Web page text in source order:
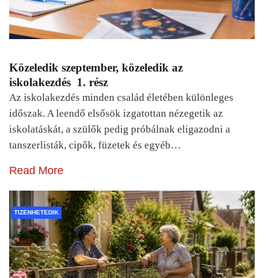
Közeledik szeptember, közeledik az
iskolakezdés 1. rész
Az iskolakezdés minden család életében különleges
időszak. A leendő elsősök izgatottan nézegetik az
iskolatáskát, a szülők pedig próbálnak eligazodni a
tanszerlisták, cipők, füzetek és egyéb…
Read More
TIZENHETEDIK